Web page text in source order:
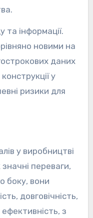
інформації.
новими на
даних
у
ризики для
у виробництві
переваги,
боку, вони
довговічність,
ефективність, з